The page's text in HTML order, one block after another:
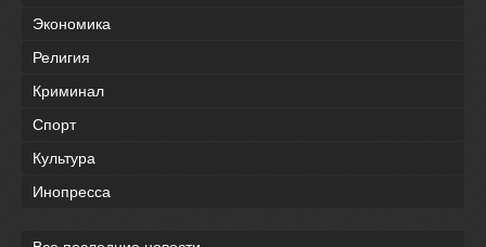
Экономика
Религия
Криминал
Спорт
Культура
Инопресса